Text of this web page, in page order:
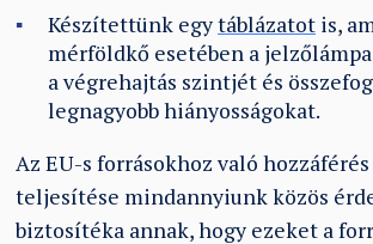
Készítettünk egytáblázatot is,
mérföldkő esetében a
a végrehajtás szintjét és
legnagyobb hiányosságokat.
Az EU-s forrásokhoz való
teljesítése mindannyiunk közös
biztosítéka annak, hogy ezeket a